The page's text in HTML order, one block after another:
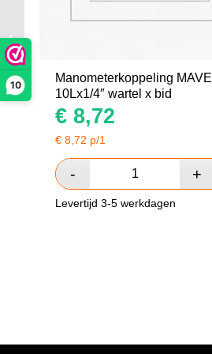
10
Manometerkoppeling MAVE
10Lx1/4″ wartel x bid
€ 8,72
€ 8,72 p/1
Levertijd 3-5 werkdagen
Instelbare T koppeling EVT 18L